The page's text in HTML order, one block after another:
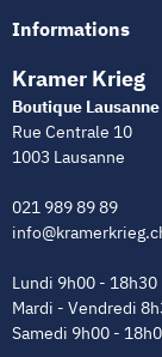
Informations
Kramer Krieg
Boutique Lausanne
Rue Centrale 10
1003 Lausanne
021 989 89 89
Lundi 9h00 - 18h30
Mardi - Vendredi
Samedi 9h00 -